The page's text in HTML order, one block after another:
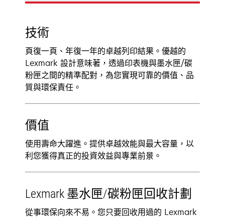
技術
頁復一頁、年復一年的卓越列印結果。優越的
Lexmark 設計意味著，透過印表機與墨水匣/碳
粉匣之間的精準配對，為您實現可靠的價值、品
質與環保責任。
價值
使用壽命大躍進。提供卓越效能與最大容量，以
利您獲得真正的投資效益與專業前景。
Lexmark 墨水匣/碳粉匣回收計劃
從事環保向來不易。您只要回收用過的 Lexmark